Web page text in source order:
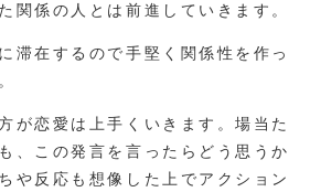
関係の人とは前進していきます。
滞在するので手堅く関係性を作っ
が恋愛は上手くいきます。場当た
、この発言を言ったらどう思うか
や反応も想像した上でアクション